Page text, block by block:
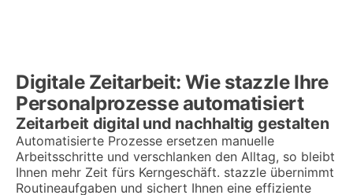
Digitale Zeitarbeit: Wie stazzle Ihre
Personalprozesse automatisiert
Zeitarbeit digital und nachhaltig gestalten
Automatisierte Prozesse ersetzen manuelle
Arbeitsschritte und verschlanken den Alltag, so bleibt
Ihnen mehr Zeit fürs Kerngeschäft. stazzle übernimmt
Routineaufgaben und sichert Ihnen eine effiziente